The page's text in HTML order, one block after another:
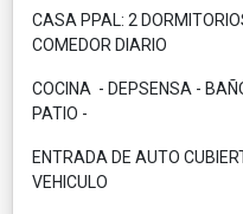
CASA PPAL: 2
COMEDOR DIARIO
COCINA - DEPSENSA -
PATIO -
ENTRADA DE AUTO
VEHICULO